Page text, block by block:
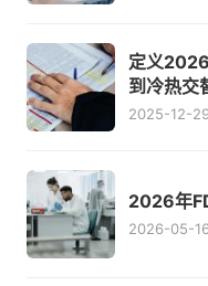
定义
到冷热交
2025-12-
2026年
2026-05-